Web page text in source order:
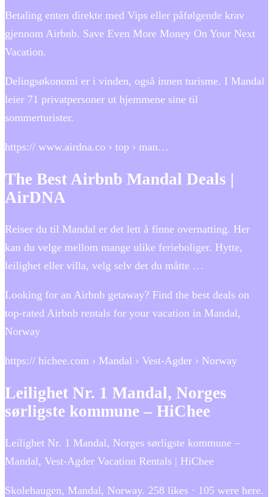
Betaling enten direkte med Vips eller påfølgende krav
gjennom Airbnb. Save Even More Money On Your Next
Vacation.
Delingsøkonomi er i vinden, også innen turisme. I Mandal
leier 71 privatpersoner ut hjemmene sine til
sommerturister.
https:// www.airdna.co › top › man…
The Best Airbnb Mandal Deals |
AirDNA
Reiser du til Mandal er det lett å finne overnatting. Her
kan du velge mellom mange ulike ferieboliger. Hytte,
leilighet eller villa, velg selv det du måtte …
Looking for an Airbnb getaway? Find the best deals on
top-rated Airbnb rentals for your vacation in Mandal,
Norway
https:// hichee.com › Mandal › Vest-Agder › Norway
Leilighet Nr. 1 Mandal, Norges
sørligste kommune – HiChee
Leilighet Nr. 1 Mandal, Norges sørligste kommune –
Mandal, Vest-Agder Vacation Rentals | HiChee
Skolehaugen, Mandal, Norway. 258 likes · 105 were here.